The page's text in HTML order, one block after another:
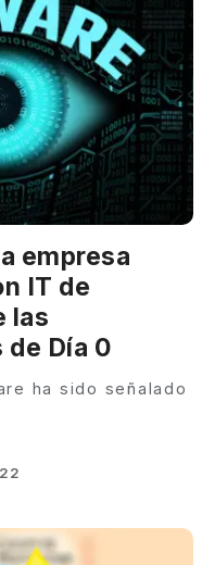
empresa
IT de
las
Día 0
ha sido señalado